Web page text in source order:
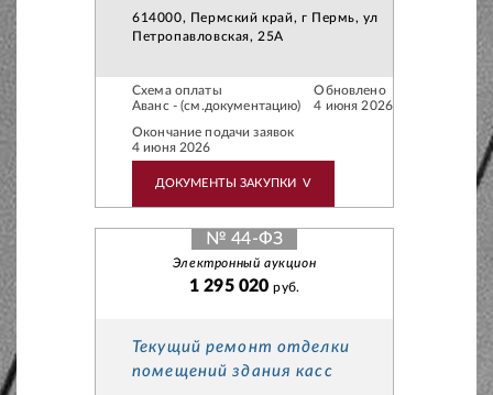
614000, Пермский край, г Пермь, ул
Петропавловская, 25А
Схема оплаты
Аванс - (см.документацию)
Обновлено
4 июня 2026
Окончание подачи заявок
4 июня 2026
ДОКУМЕНТЫ ЗАКУПКИ V
№ 44-ФЗ
Электронный аукцион
1 295 020руб.
Текущий ремонт отделки
помещений здания касс